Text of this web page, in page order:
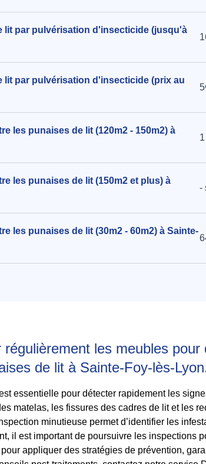
lit par pulvérisation d'insecticide (jusqu'à
lit par pulvérisation d'insecticide (prix au
les punaises de lit (120m2 - 150m2) à
les punaises de lit (150m2 et plus) à
-
les punaises de lit (30m2 - 60m2) à Sainte-
régulièrement les meubles
de lit à Sainte-Foy-lès-
essentielle pour détecter rapidement les
matelas, les fissures des cadres de lit et les
minutieuse permet d’identifier les
il est important de poursuivre les inspections
appliquer des stratégies de prévention,